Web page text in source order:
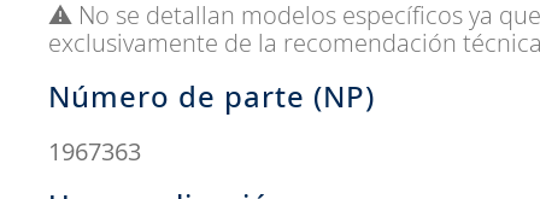
⚠️ No se detallan modelos específicos ya
exclusivamente de la recomendación
Número de parte (NP)
1967363